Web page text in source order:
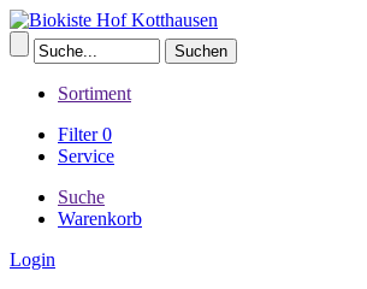
Sortiment
Filter0
Service
Suche
Warenkorb
Login